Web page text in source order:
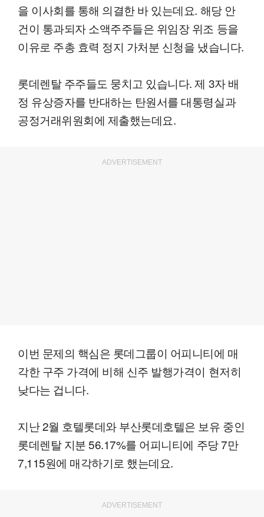
을 이사회를 통해 의결한 바 있는데요. 해당 안
건이 통과되자 소액주주들은 위임장 위조 등을
이유로 주총 효력 정지 가처분 신청을 냈습니다.
롯데렌탈 주주들도 뭉치고 있습니다. 제 3자 배
정 유상증자를 반대하는 탄원서를 대통령실과
공정거래위원회에 제출했는데요.
ADVERTISEMENT
이번 문제의 핵심은 롯데그룹이 어피니티에 매
각한 구주 가격에 비해 신주 발행가격이 현저히
낮다는 겁니다.
지난 2월 호텔롯데와 부산롯데호텔은 보유 중인
롯데렌탈 지분 56.17%를 어피니티에 주당 7만
7,115원에 매각하기로 했는데요.
ADVERTISEMENT